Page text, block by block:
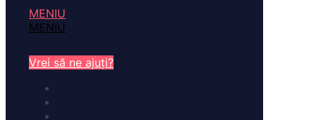
MENIU
MENIU
Vrei să ne ajuți?